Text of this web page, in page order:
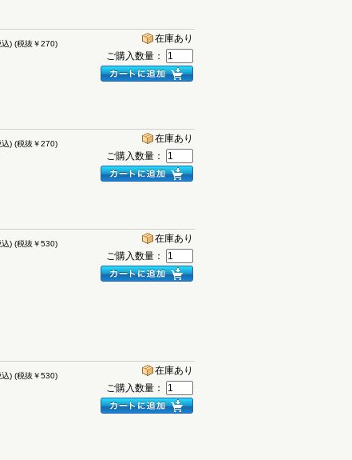
込) (税抜￥270)
在庫あり
ご購入数量：
込) (税抜￥270)
在庫あり
ご購入数量：
込) (税抜￥530)
在庫あり
ご購入数量：
込) (税抜￥530)
在庫あり
ご購入数量：